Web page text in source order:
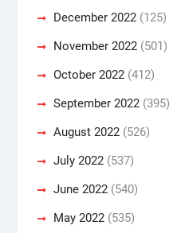
December 2022(125)
November 2022(501)
October 2022(412)
September 2022(395)
August 2022(526)
July 2022(537)
June 2022(540)
May 2022(535)